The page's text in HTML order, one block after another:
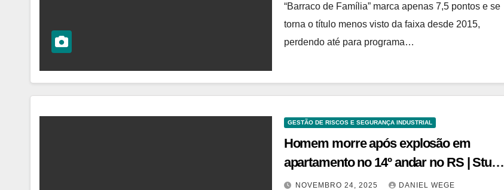
“Barraco de Família” marca apenas 7,5 pontos e se
torna o título menos visto da faixa desde 2015,
perdendo até para programa…
GESTÃO DE RISCOS E SEGURANÇA INDUSTRIAL
Homem morre após explosão em
apartamento no 14º andar no RS | Studio
Notícias
NOVEMBRO 24, 2025 DANIEL WEGE